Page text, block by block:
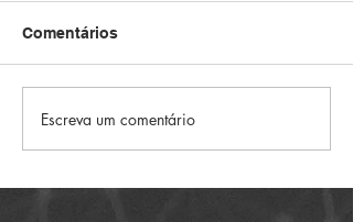
Comentários
Escreva um comentário